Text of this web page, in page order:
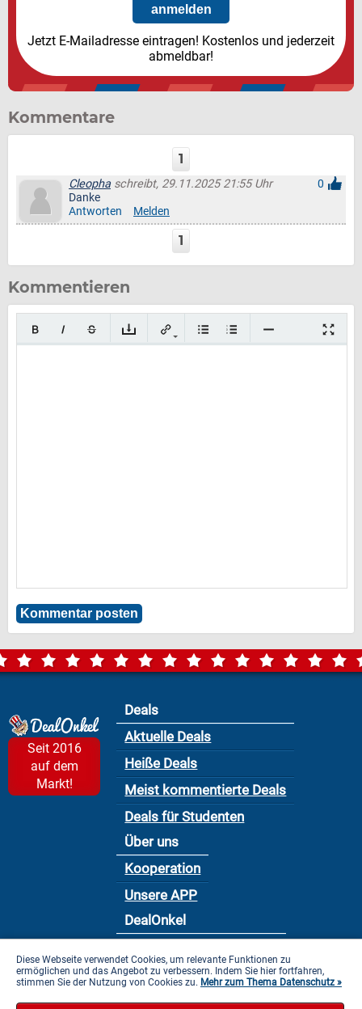
Jetzt E-Mailadresse eintragen! Kostenlos und jederzeit
abmeldbar!
Kommentare
1
Cleopha schreibt, 29.11.2025 21:55 Uhr
0
Danke
Antworten
Melden
1
Kommentieren
Seit 2016
auf dem
Markt!
Deals
Aktuelle Deals
Heiße Deals
Meist kommentierte Deals
Deals für Studenten
Über uns
Kooperation
Unsere APP
DealOnkel
Datenschutzbestimmung
Impressum
Diese Webseite verwendet Cookies, um relevante Funktionen zu
ermöglichen und das Angebot zu verbessern. Indem Sie hier fortfahren,
stimmen Sie der Nutzung von Cookies zu. Mehr zum Thema Datenschutz »